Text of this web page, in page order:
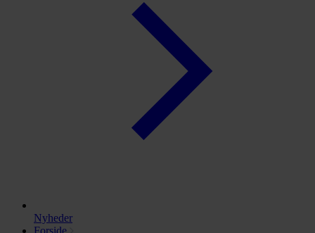
Nyheder
Forside